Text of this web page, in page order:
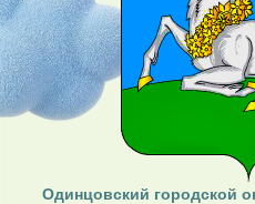
Одинцовский городской